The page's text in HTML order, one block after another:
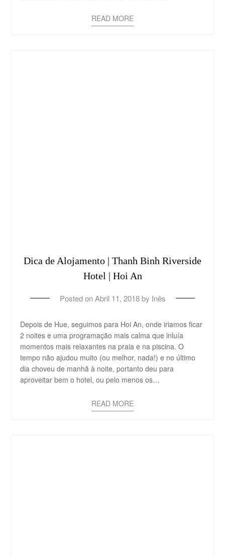
READ MORE
Dica de Alojamento | Thanh Binh Riverside
Hotel | Hoi An
Posted onAbril 11, 2018by Inês
Depois de Hue, seguimos para Hoi An, onde iriamos ficar
2 noites e uma programação mais calma que inluía
momentos mais relaxantes na praia e na piscina. O
tempo não ajudou muito (ou melhor, nada!) e no último
dia choveu de manhã à noite, portanto deu para
aproveitar bem o hotel, ou pelo menos os…
READ MORE